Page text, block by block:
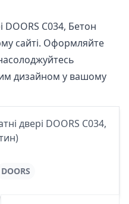
DOORS С034, Бетон
сайті. Оформляйте
дизайном у вашому
двері DOORS С034,
DOORS